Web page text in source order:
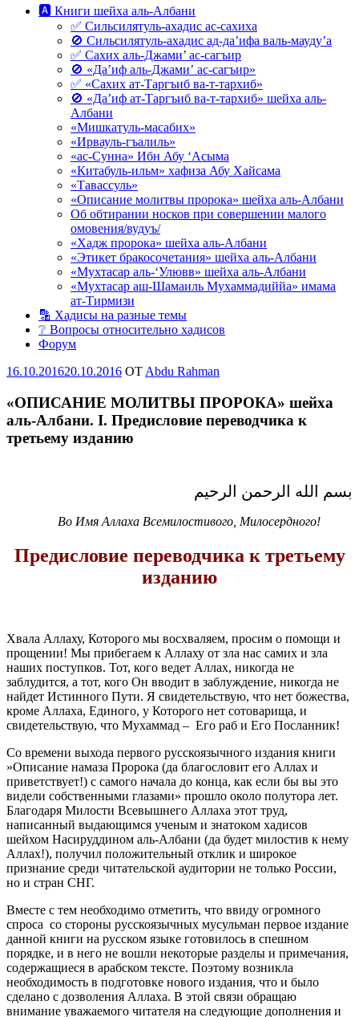
🅰 Книги шейха аль-Албани
✅ Сильсилятуль-ахадис ас-сахиха
🚫 Сильсилятуль-ахадис ад-да’ифа валь-мауду’а
✅ Сахих аль-Джами’ ас-сагъир
🚫 «Да’иф аль-Джами’ ас-сагъир»
✅ «Сахих ат-Таргъиб ва-т-тархиб»
🚫 «Да’иф ат-Таргъиб ва-т-тархиб» шейха аль-
Албани
«Мишкатуль-масабих»
«Ирвауль-гъалиль»
«ас-Сунна» Ибн Абу ‘Асыма
«Китабуль-ильм» хафиза Абу Хайсама
«Тавассуль»
«Описание молитвы пророка» шейха аль-Албани
Об обтирании носков при совершении малого
омовения/вудуъ/
«Хадж пророка» шейха аль-Албани
«Этикет бракосочетания» шейха аль-Албани
«Мухтасар аль-‘Улювв» шейха аль-Албани
«Мухтасар аш-Шамаиль Мухаммадиййа» имама
ат-Тирмизи
🔡 Хадисы на разные темы
❔ Вопросы относительно хадисов
Форум
Опубликовано
16.10.201620.10.2016 OT Abdu Rahman
«ОПИСАНИЕ МОЛИТВЫ ПРОРОКА» шейха
аль-Албани. I. Предисловие переводчика к
третьему изданию
بسم الله الرحمن الرحيم
Во Имя Аллаха Всемилостивого, Милосердного!
Предисловие переводчика к третьему
изданию
Хвала Аллаху, Которого мы восхваляем, просим о помощи и
прощении! Мы прибегаем к Аллаху от зла нас самих и зла
наших поступков. Тот, кого ведет Аллах, никогда не
заблудится, а тот, кого Он вводит в заблуждение, никогда не
найдет Истинного Пути. Я свидетельствую, что нет божества,
кроме Аллаха, Единого, у Которого нет сотоварища, и
свидетельствую, что Мухаммад – Его раб и Его Посланник!
Со времени выхода первого русскоязычного издания книги
»Описание намаза Пророка (да благословит его Аллах и
приветствует!) с самого начала до конца, как если бы вы это
видели собственными глазами» прошло около полутора лет.
Благодаря Милости Всевышнего Аллаха этот труд,
написанный выдающимся ученым и знатоком хадисов
шейхом Насируддином аль-Албани (да будет милостив к нему
Аллах!), получил положительный отклик и широкое
признание среди читательской аудитории не только России,
но и стран СНГ.
Вместе с тем необходимо отметить, что ввиду огромного
спроса со стороны русскоязычных мусульман первое издание
данной книги на русском языке готовилось в спешном
порядке, и в него не вошли некоторые разделы и примечания,
содержащиеся в арабском тексте. Поэтому возникла
необходимость в подготовке нового издания, что и было
сделано с дозволения Аллаха. В этой связи обращаю
внимание уважаемого читателя на следующие дополнения и